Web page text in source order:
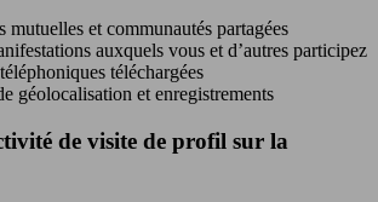
mutuelles et communautés partagées
auxquels vous et d’autres participez
téléchargées
géolocalisation et enregistrements
de visite de profil sur la